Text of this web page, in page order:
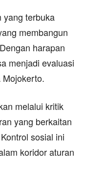
yang terbuka
membangun
harapan
menjadi evaluasi
melalui kritik
yang berkaitan
sosial ini
koridor aturan